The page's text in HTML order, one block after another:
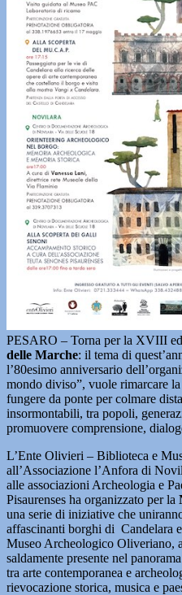
PESARO – Torna per la XVIII
delle Marche: il tema di
l’80esimo anniversario
mondo diviso”, vuole rimarcare
fungere da ponte per colmare
insormontabili, tra popoli,
promuovere comprensione,
L’Ente Olivieri – Biblioteca e
all’Associazione l’Anfora di
alle associazioni Archeologia e
Pisaurenses ha organizzato per la
una serie di iniziative che
affascinanti borghi di Candelara
Museo Archeologico Oliveriano,
saldamente presente nel
tra arte contemporanea e
rievocazione storica, musica e